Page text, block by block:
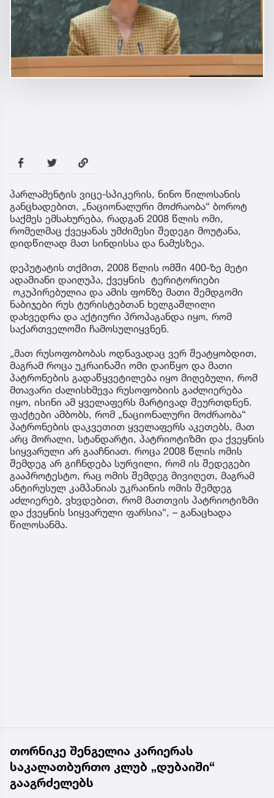
პარლამენტის ვიცე-სპიკერის, ნინო წილოსანის
განცხადებით, „ნაციონალური მოძრაობა“ ბოროტ
საქმეს ემსახურება, რადგან 2008 წლის ომი,
რომელმაც ქვეყანას უმძიმესი შედეგი მოუტანა,
დიდწილად მათ სინდისსა და ნამუსზეა.
დეპუტატის თქმით, 2008 წლის ომში 400-ზე მეტი
ადამიანი დაიღუპა, ქვეყნის ტერიტორიები
ოკუპირებულია და ამის ფონზე მათი შემდგომი
ნაბიჯები რუს ტურისტებთან ხელგაშლილი
დახვედრა და აქტიური პროპაგანდა იყო, რომ
საქართველოში ჩამოსულიყვნენ.
„მათ რუსოფობობას ოდნავადაც ვერ შეატყობდით,
მაგრამ როცა უკრაინაში ომი დაიწყო და მათი
პატრონების გადაწყვეტილება იყო მიღებული, რომ
მთავარი ძალისხმევა რუსოფობიის გაძლიერება
იყო, ისინი ამ ყველაფერს მარტივად შეურთდნენ.
ფაქტები ამბობს, რომ „ნაციონალური მოძრაობა“
პატრონების დაკვეთით ყველაფერს აკეთებს, მათ
არც მორალი, სტანდარტი, პატრიოტიზმი და ქვეყნის
სიყვარული არ გააჩნიათ. როცა 2008 წლის ომის
შემდეგ არ გიჩნდება სურვილი, რომ ის შედეგები
გააპროტესტო, რაც ომის შემდეგ მივიღეთ, მაგრამ
ანტირუსულ კამპანიას უკრაინის ომის შემდეგ
აძლიერებ, ვხვდებით, რომ მათთვის პატრიოტიზმი
და ქვეყნის სიყვარული ფარსია“, – განაცხადა
წილოსანმა.
თორნიკე შენგელია კარიერას
საკალათბურთო კლუბ „დუბაიში“
გააგრძელებს